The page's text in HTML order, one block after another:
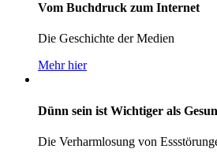
Vom Buchdruck zum Internet
Die Geschichte der Medien
Mehr hier
Dünn sein ist Wichtiger als
Die Verharmlosung von